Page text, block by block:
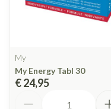
My
My Energy Tabl 30
€ 24,95